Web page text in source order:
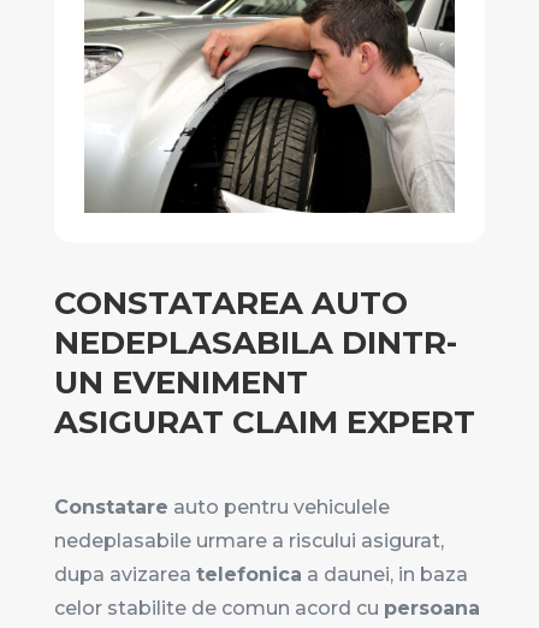
CONSTATAREA AUTO
NEDEPLASABILA DINTR-
UN EVENIMENT
ASIGURAT CLAIM EXPERT
Constatare auto pentru vehiculele
nedeplasabile urmare a riscului asigurat,
dupa avizarea telefonica a daunei, in baza
celor stabilite de comun acord cu persoana